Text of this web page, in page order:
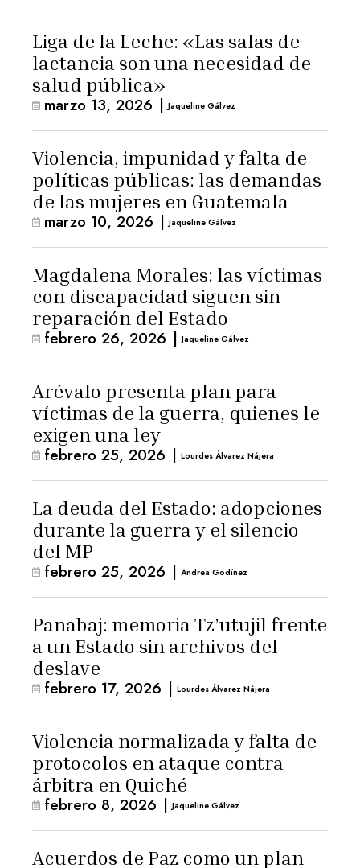
Liga de la Leche: «Las salas de
lactancia son una necesidad de
salud pública»
marzo 13, 2026 | Jaqueline Gálvez
Violencia, impunidad y falta de
políticas públicas: las demandas
de las mujeres en Guatemala
marzo 10, 2026 | Jaqueline Gálvez
Magdalena Morales: las víctimas
con discapacidad siguen sin
reparación del Estado
febrero 26, 2026 | Jaqueline Gálvez
Arévalo presenta plan para
víctimas de la guerra, quienes le
exigen una ley
febrero 25, 2026 | Lourdes Álvarez Nájera
La deuda del Estado: adopciones
durante la guerra y el silencio
del MP
febrero 25, 2026 | Andrea Godínez
Panabaj: memoria Tz’utujil frente
a un Estado sin archivos del
deslave
febrero 17, 2026 | Lourdes Álvarez Nájera
Violencia normalizada y falta de
protocolos en ataque contra
árbitra en Quiché
febrero 8, 2026 | Jaqueline Gálvez
Acuerdos de Paz como un plan